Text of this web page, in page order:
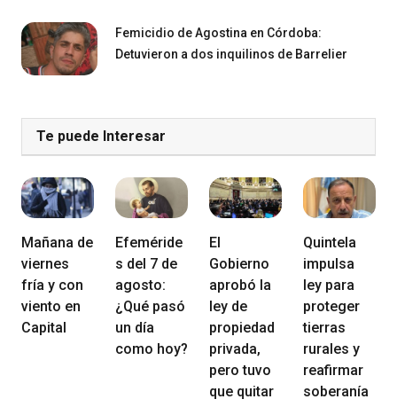
Femicidio de Agostina en Córdoba:
Detuvieron a dos inquilinos de Barrelier
Te puede Interesar
Mañana de
viernes
fría y con
viento en
Capital
Efeméride
s del 7 de
agosto:
¿Qué pasó
un día
como hoy?
El
Gobierno
aprobó la
ley de
propiedad
privada,
pero tuvo
que quitar
Quintela
impulsa
ley para
proteger
tierras
rurales y
reafirmar
soberanía